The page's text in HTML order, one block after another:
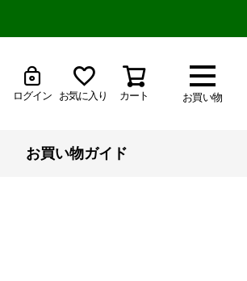
お買い物
ログイン お気に入り カート
お買い物ガイド